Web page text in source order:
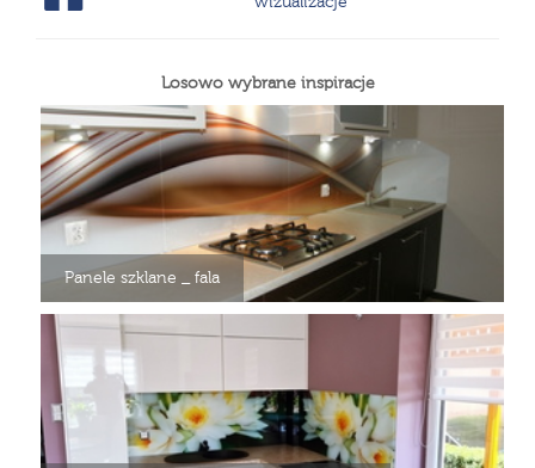
Losowo wybrane inspiracje
Panele szklane _ fala